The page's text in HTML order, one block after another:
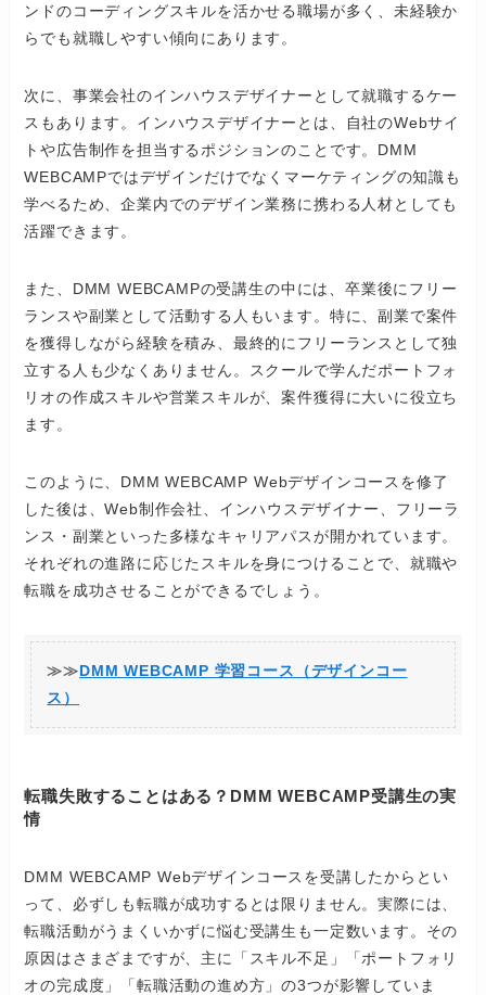
ンドのコーディングスキルを活かせる職場が多く、未経験か
らでも就職しやすい傾向にあります。
次に、事業会社のインハウスデザイナーとして就職するケー
スもあります。インハウスデザイナーとは、自社のWebサイ
トや広告制作を担当するポジションのことです。DMM
WEBCAMPではデザインだけでなくマーケティングの知識も
学べるため、企業内でのデザイン業務に携わる人材としても
活躍できます。
また、DMM WEBCAMPの受講生の中には、卒業後にフリー
ランスや副業として活動する人もいます。特に、副業で案件
を獲得しながら経験を積み、最終的にフリーランスとして独
立する人も少なくありません。スクールで学んだポートフォ
リオの作成スキルや営業スキルが、案件獲得に大いに役立ち
ます。
このように、DMM WEBCAMP Webデザインコースを修了
した後は、Web制作会社、インハウスデザイナー、フリーラ
ンス・副業といった多様なキャリアパスが開かれています。
それぞれの進路に応じたスキルを身につけることで、就職や
転職を成功させることができるでしょう。
≫≫DMM WEBCAMP 学習コース（デザインコー
ス）
転職失敗することはある？DMM WEBCAMP受講生の実
情
DMM WEBCAMP Webデザインコースを受講したからとい
って、必ずしも転職が成功するとは限りません。実際には、
転職活動がうまくいかずに悩む受講生も一定数います。その
原因はさまざまですが、主に「スキル不足」「ポートフォリ
オの完成度」「転職活動の進め方」の3つが影響していま